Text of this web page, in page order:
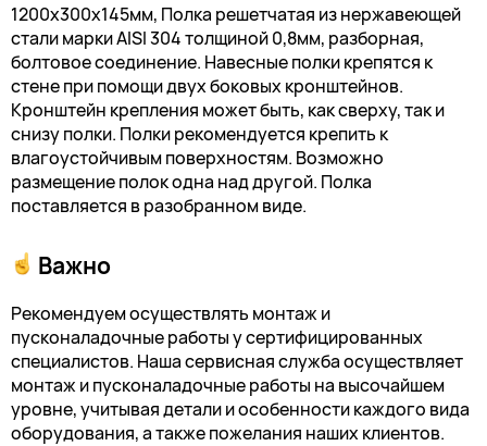
1200х300х145мм, Полка решетчатая из нержавеющей
стали марки AISI 304 толщиной 0,8мм, разборная,
болтовое соединение. Навесные полки крепятся к
стене при помощи двух боковых кронштейнов.
Кронштейн крепления может быть, как сверху, так и
снизу полки. Полки рекомендуется крепить к
влагоустойчивым поверхностям. Возможно
размещение полок одна над другой. Полка
поставляется в разобранном виде.
Важно
Рекомендуем осуществлять монтаж и
пусконаладочные работы у сертифицированных
специалистов. Наша сервисная служба осуществляет
монтаж и пусконаладочные работы на высочайшем
уровне, учитывая детали и особенности каждого вида
оборудования, а также пожелания наших клиентов.